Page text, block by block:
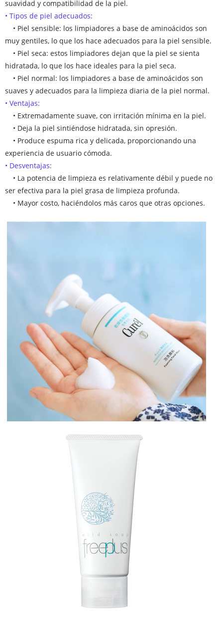
suavidad y compatibilidad de la piel.
• Tipos de piel adecuados:
• Piel sensible: los limpiadores a base de aminoácidos son
muy gentiles, lo que los hace adecuados para la piel sensible.
• Piel seca: estos limpiadores dejan que la piel se sienta
hidratada, lo que los hace ideales para la piel seca.
• Piel normal: los limpiadores a base de aminoácidos son
suaves y adecuados para la limpieza diaria de la piel normal.
• Ventajas:
• Extremadamente suave, con irritación mínima en la piel.
• Deja la piel sintiéndose hidratada, sin opresión.
• Produce espuma rica y delicada, proporcionando una
experiencia de usuario cómoda.
• Desventajas:
• La potencia de limpieza es relativamente débil y puede no
ser efectiva para la piel grasa de limpieza profunda.
• Mayor costo, haciéndolos más caros que otras opciones.